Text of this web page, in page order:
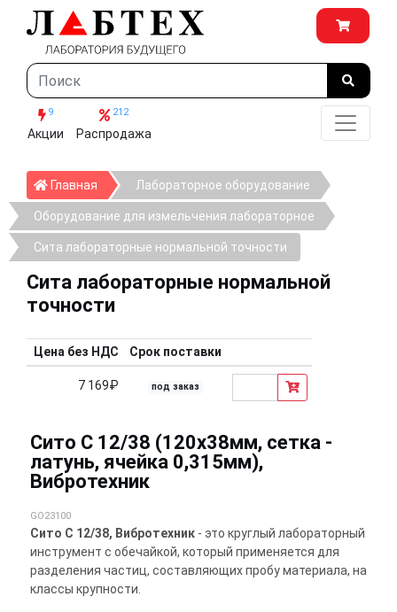
9
Акции
212
Распродажа
Главная ГлавнаяЛабораторное оборудование
Оборудование для измельчения лабораторное
Сита лабораторные нормальной точности
Сита лабораторные нормальной
точности
Цена без НДС Срок поставки
7 169₽ под заказ
Сито С 12/38 (120х38мм, сетка -
латунь, ячейка 0,315мм),
Вибротехник
GO23100
Сито С 12/38, Вибротехник - это круглый лабораторный
инструмент с обечайкой, который применяется для
разделения частиц, составляющих пробу материала, на
классы крупности.